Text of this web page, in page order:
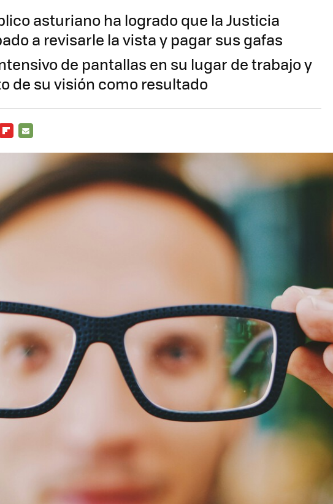
asturiano ha logrado que la Justicia
a revisarle la vista y pagar sus gafas
de pantallas en su lugar de trabajo y
de su visión como resultado